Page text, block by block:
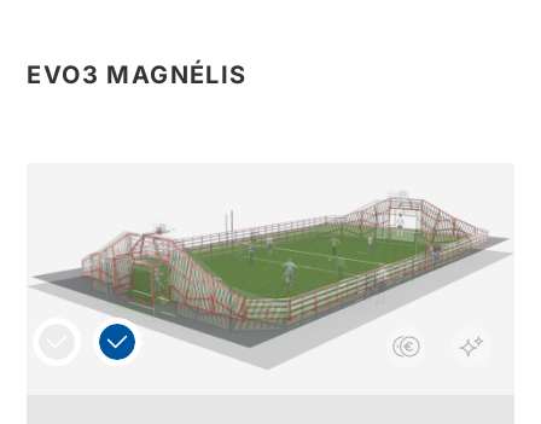
EVO3 MAGNÉLIS